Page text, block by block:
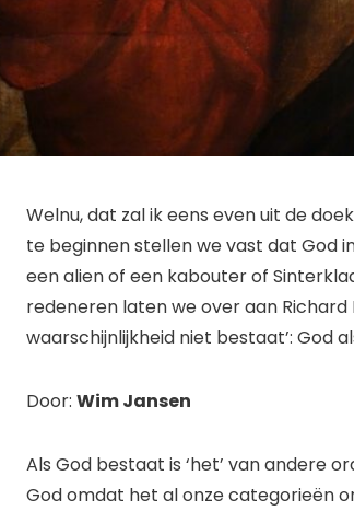
Welnu, dat zal ik eens even uit de
te beginnen stellen we vast dat God
een alien of een kabouter of
redeneren laten we over aan Richard
waarschijnlijkheid niet bestaat’: God
Door: Wim Jansen
Als God bestaat is ‘het’ van andere
God omdat het al onze categorieën